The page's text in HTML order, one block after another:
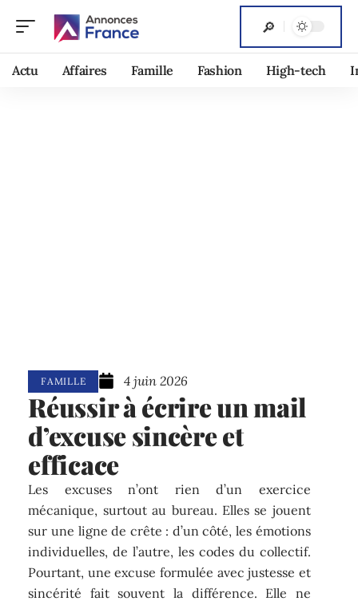
Actu Affaires Famille Fashion High-tech
FAMILLE 4 juin 2026
Réussir à écrire un mail
d’excuse sincère et
efficace
Les excuses n’ont rien d’un exercice
mécanique, surtout au bureau. Elles se jouent
sur une ligne de crête : d’un côté, les émotions
individuelles, de l’autre, les codes du collectif.
Pourtant, une excuse formulée avec justesse et
sincérité fait souvent la différence. Elle ne